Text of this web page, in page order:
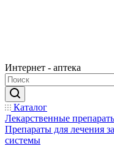
Интернет - аптека
Каталог
Лекарственные
Препараты для лечения
системы